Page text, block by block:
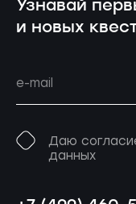
Узнавай
и новых
Даю
данных